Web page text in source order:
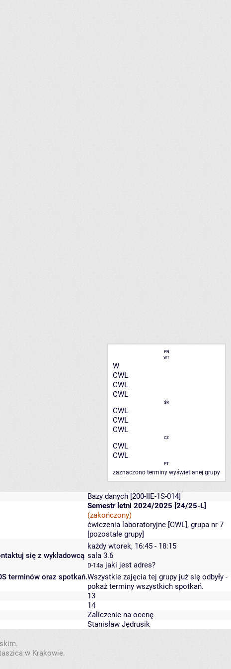
PN
WT
W
CWL
CWL
CWL
ŚR
CWL
CWL
CWL
CZ
CWL
CWL
PT
zaznaczono terminy wyświetlanej grupy
Bazy danych [200-IIE-1S-014]
Semestr letni 2024/2025 [24/25-L]
(zakończony)
ćwiczenia laboratoryjne [CWL], grupa nr 7
[pozostałe grupy]
się z wykładowcą
każdy wtorek, 16:45 - 18:15
sala 3.6
D-14a jaki jest adres?
terminów oraz spotkań.Wszystkie zajęcia tej grupy już się odbyły -
pokaż terminy wszystkich spotkań.
13
14
Zaliczenie na ocenę
Stanisław Jędrusik
w Krakowie.